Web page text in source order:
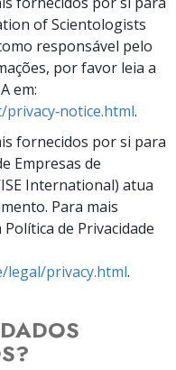
of Scientologists
responsável pelo
por favor leia a
em:
.
fornecidos por si para
Empresas de
International) atua
Para mais
de Privacidade
legal/privacy.html.